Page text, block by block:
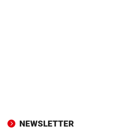
NEWSLETTER